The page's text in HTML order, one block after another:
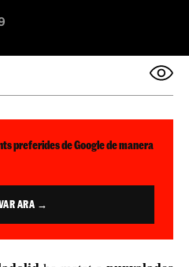
preferides de Google de manera
ARA →